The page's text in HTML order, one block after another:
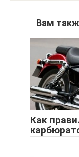
Вам
Как